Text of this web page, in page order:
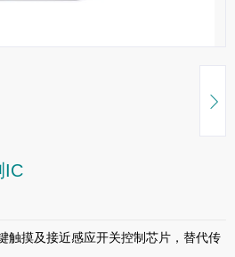
IC
触摸及接近感应开关控制芯片，替代传